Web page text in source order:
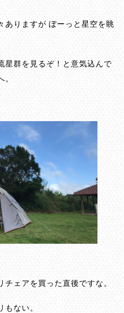
ありますが ぼーっと星空を眺
星群を見るぞ！と意気込んで
。
チェアを買った直後ですな。
もない。